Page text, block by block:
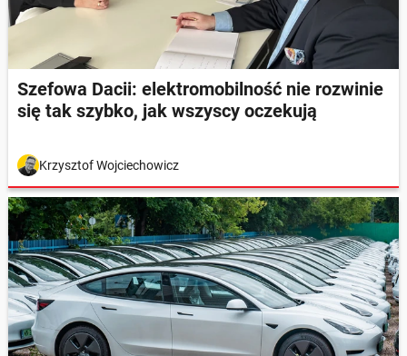
Szefowa Dacii: elektromobilność nie rozwinie
się tak szybko, jak wszyscy oczekują
Krzysztof Wojciechowicz